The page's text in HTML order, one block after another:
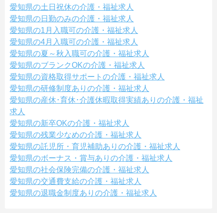
愛知県の土日祝休の介護・福祉求人
愛知県の日勤のみの介護・福祉求人
愛知県の1月入職可の介護・福祉求人
愛知県の4月入職可の介護・福祉求人
愛知県の夏～秋入職可の介護・福祉求人
愛知県のブランクOKの介護・福祉求人
愛知県の資格取得サポートの介護・福祉求人
愛知県の研修制度ありの介護・福祉求人
愛知県の産休･育休･介護休暇取得実績ありの介護・福祉
求人
愛知県の新卒OKの介護・福祉求人
愛知県の残業少なめの介護・福祉求人
愛知県の託児所・育児補助ありの介護・福祉求人
愛知県のボーナス・賞与ありの介護・福祉求人
愛知県の社会保険完備の介護・福祉求人
愛知県の交通費支給の介護・福祉求人
愛知県の退職金制度ありの介護・福祉求人